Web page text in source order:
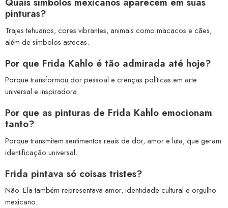
pinturas?
Trajes tehuanos, cores vibrantes, animais como macacos e cães,
além de símbolos astecas.
Por que Frida Kahlo é tão admirada até hoje?
Porque transformou dor pessoal e crenças políticas em arte
universal e inspiradora.
Por que as pinturas de Frida Kahlo emocionam
tanto?
Porque transmitem sentimentos reais de dor, amor e luta, que geram
identificação universal.
Frida pintava só coisas tristes?
Não. Ela também representava amor, identidade cultural e orgulho
mexicano.